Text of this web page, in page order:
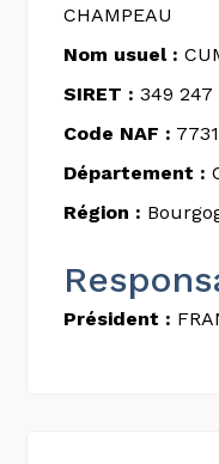
CHAMPEAU
Nom usuel :
SIRET : 349 247
Code NAF :
Département :
Région :
Président :